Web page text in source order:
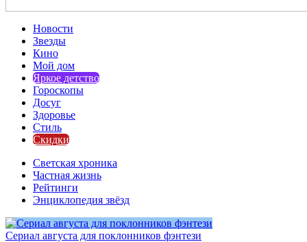
Новости
Звезды
Кино
Мой дом
Яркое детство
Гороскопы
Досуг
Здоровье
Стиль
Скидки
Светская хроника
Частная жизнь
Рейтинги
Энциклопедия звёзд
Сериал августа для поклонников фэнтези